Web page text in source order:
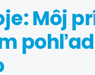
Chudnutie po
Affiliate
Kontakty
Môj